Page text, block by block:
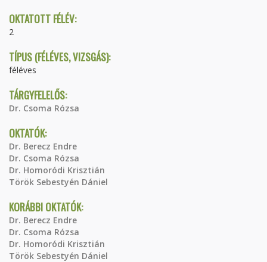
OKTATOTT FÉLÉV:
2
TÍPUS (FÉLÉVES, VIZSGÁS):
féléves
TÁRGYFELELŐS:
Dr. Csoma Rózsa
OKTATÓK:
Dr. Berecz Endre
Dr. Csoma Rózsa
Dr. Homoródi Krisztián
Török Sebestyén Dániel
KORÁBBI OKTATÓK:
Dr. Berecz Endre
Dr. Csoma Rózsa
Dr. Homoródi Krisztián
Török Sebestyén Dániel